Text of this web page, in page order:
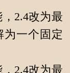
，2.4改为最
为一个固定
，2.4改为最